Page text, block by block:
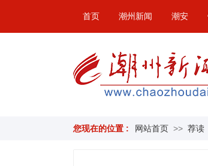
首页 潮州新闻 潮安
您现在的位置 : 网站首页 >> 荐读